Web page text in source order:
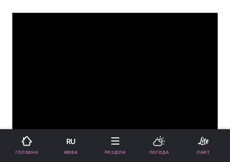
ГОЛОВНА
RU
МОВА РОЗДІЛИ ПОГОДА ЛАЙТ